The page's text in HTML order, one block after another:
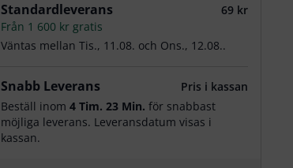
Standardleverans
69 kr
Från 1 600 kr gratis
Väntas mellanTis., 11.08. och Ons., 12.08..
Snabb Leverans
Pris i kassan
Beställ inom4 Tim. 23 Min. för snabbast
möjliga leverans. Leveransdatum visas i
kassan.